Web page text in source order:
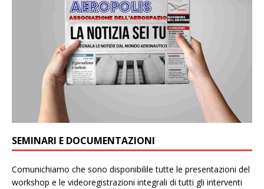
SEMINARI E DOCUMENTAZIONI
Comunichiamo che sono disponibilile tutte le presentazioni del
workshop e le videoregistrazioni integrali di tutti gli interventi